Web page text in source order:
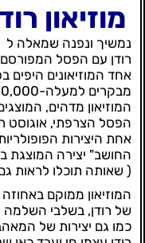
מוזיאון
רודן עם הפסל
אחד המוזיאונים היפים
מבקרים למעלה-700,000 אנשים מדי שנה.
המוזיאון מדהים,
הפסל הצרפתי, אוגוסט
אחת היצירות
החושב" יצירה המוצגת
( שאותה תוכלו לראות
של רודן, בשלבי השלמה
כמו גם יצירות של